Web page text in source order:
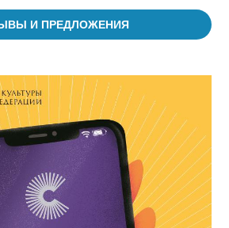
И ПРЕДЛОЖЕНИЯ